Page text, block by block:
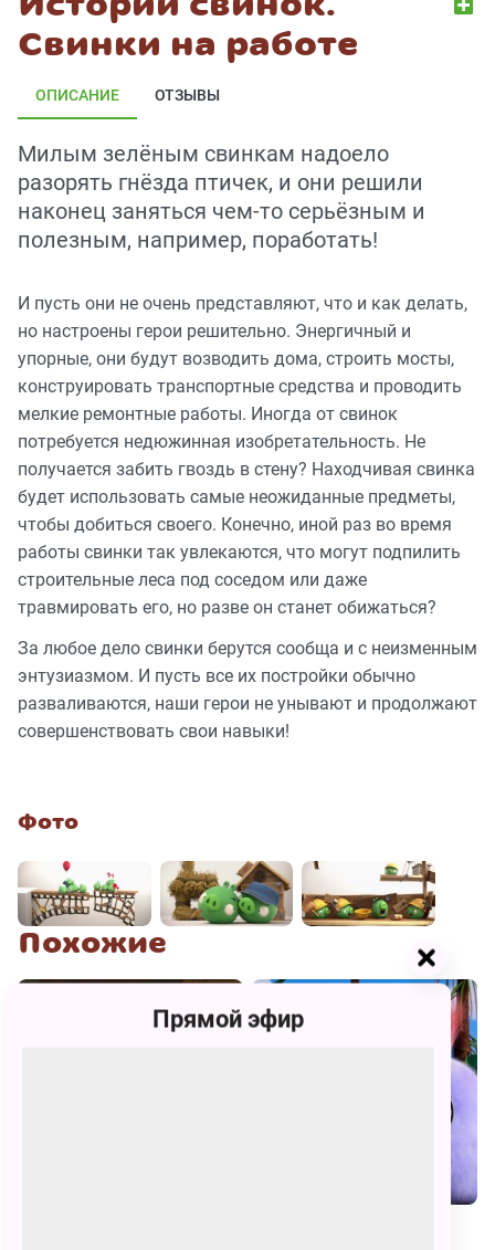
Свинки на работе
ОПИСАНИЕ ОТЗЫВЫ
Милым зелёным свинкам надоело
разорять гнёзда птичек, и они решили
наконец заняться чем-то серьёзным и
полезным, например, поработать!
И пусть они не очень представляют, что и как делать,
но настроены герои решительно. Энергичный и
упорные, они будут возводить дома, строить мосты,
конструировать транспортные средства и проводить
мелкие ремонтные работы. Иногда от свинок
потребуется недюжинная изобретательность. Не
получается забить гвоздь в стену? Находчивая свинка
будет использовать самые неожиданные предметы,
чтобы добиться своего. Конечно, иной раз во время
работы свинки так увлекаются, что могут подпилить
строительные леса под соседом или даже
травмировать его, но разве он станет обижаться?
За любое дело свинки берутся сообща и с неизменным
энтузиазмом. И пусть все их постройки обычно
разваливаются, наши герои не унывают и продолжают
совершенствовать свои навыки!
Фото
Похожие
Прямой эфир